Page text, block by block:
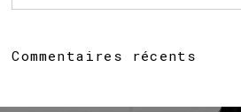
Commentaires récents